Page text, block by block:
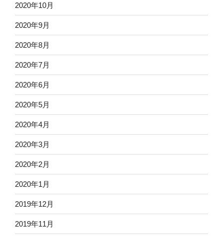
2020年10月
2020年9月
2020年8月
2020年7月
2020年6月
2020年5月
2020年4月
2020年3月
2020年2月
2020年1月
2019年12月
2019年11月